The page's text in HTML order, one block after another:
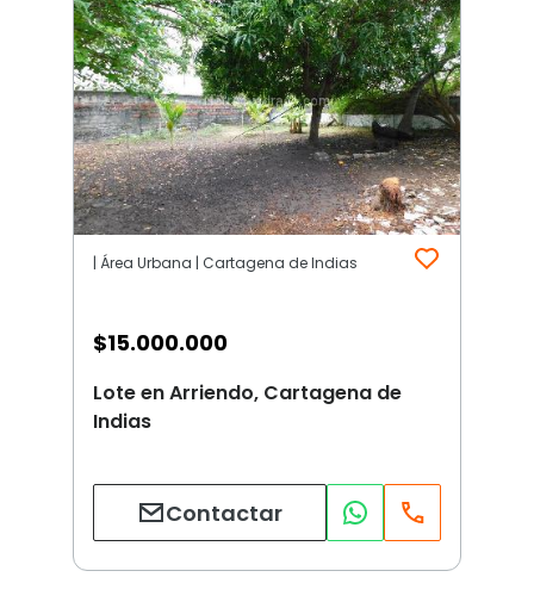
| Área Urbana | Cartagena de Indias
$15.000.000
Lote en Arriendo, Cartagena de
Indias
Contactar